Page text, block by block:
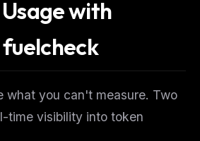
with
what you can't measure. Two
time visibility into token